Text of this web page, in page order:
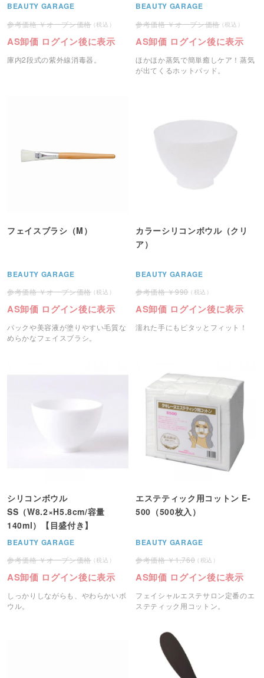
BEAUTY GARAGE
オープン価格
AS卸価 ログイン後に表示
庫内2段式の紫外線消毒器。
BEAUTY GARAGE
オープン価格
AS卸価 ログイン後に表示
ほかほか蒸気で簡単癒しケア！蒸気
が出てくるホットパッド。
フェイスブラシ（M）
BEAUTY GARAGE
オープン価格
AS卸価 ログイン後に表示
パックや美容液が塗りやすい毛質な
めらかなフェイスブラシ。
カラーシリコンボウル（クリ
ア）
BEAUTY GARAGE
990
AS卸価 ログイン後に表示
濡れた手にもピタッとフィット！
シリコンボウル
SS（W8.2×H5.8cm/容量
140ml）【目盛付き】
BEAUTY GARAGE
オープン価格
AS卸価 ログイン後に表示
しっかりしながらも、やわらかいボ
ウル。
エステティック用コットン E-
500（500枚入）
BEAUTY GARAGE
1,760
AS卸価 ログイン後に表示
フェイシャルエステサロン定番のエ
ステティック用コットン。